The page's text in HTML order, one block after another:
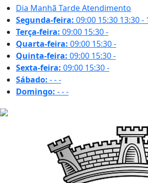
Dia Manhã TardeAtendimento
Segunda-feira: 09:00 15:30 13:30 -
Terça-feira: 09:00 15:30-
Quarta-feira: 09:00 15:30-
Quinta-feira: 09:00 15:30-
Sexta-feira: 09:00 15:30-
Sábado: ---
Domingo: ---